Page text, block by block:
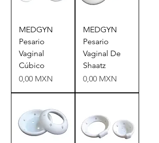
MEDGYN
Pesario
Vaginal
Cúbico
Precio
0,00 MXN
MEDGYN
Pesario
Vaginal De
Shaatz
Precio
0,00 MXN